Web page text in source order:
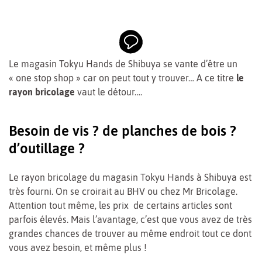
Le magasin Tokyu Hands de Shibuya se vante d’être un
« one stop shop » car on peut tout y trouver… A ce titre le
rayon bricolage vaut le détour….
Besoin de vis ? de planches de bois ?
d’outillage ?
Le rayon bricolage du magasin Tokyu Hands à Shibuya est
très fourni. On se croirait au BHV ou chez Mr Bricolage.
Attention tout même, les prix de certains articles sont
parfois élevés. Mais l’avantage, c’est que vous avez de très
grandes chances de trouver au même endroit tout ce dont
vous avez besoin, et même plus !